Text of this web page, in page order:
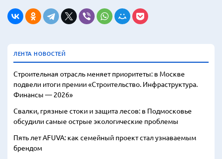
ЛЕНТА НОВОСТЕЙ
Строительная отрасль меняет приоритеты: в Москве
подвели итоги премии «Строительство. Инфраструктура.
Финансы — 2026»
Свалки, грязные стоки и защита лесов: в Подмосковье
обсудили самые острые экологические проблемы
Пять лет AFUVA: как семейный проект стал узнаваемым
брендом